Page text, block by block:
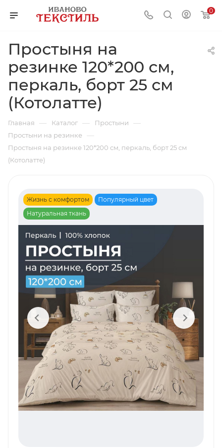
0
Простыня на
резинке 120*200 см,
перкаль, борт 25 см
(Котолатте)
Главная — Каталог — Простыни —
Простыни на резинке —
Простыня на резинке 120*200 см, перкаль, борт 25 см
(Котолатте)
Жизнь с комфортом
Популярный цвет
Натуральная ткань